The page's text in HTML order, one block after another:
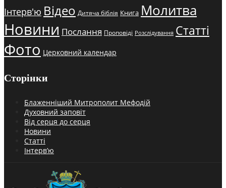
Інтерв'ю Відео Дитяча біблія Книга Молитва
Новини Послання Проповіді Розслідування Статті
Фото Церковний календар
Сторінки
Блаженніший Митрополит Мефодій
Духовний заповіт
Від серця до серця
Новини
Статті
Інтерв’ю